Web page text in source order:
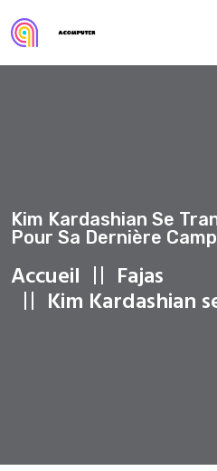
Kim Kardashian Se
Pour Sa Dernière
Accueil Fajas
Kim Kardashian